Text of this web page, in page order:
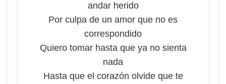
andar herido
Por culpa de un amor que no es
correspondido
Quiero tomar hasta que ya no sienta
nada
Hasta que el corazón olvide que te